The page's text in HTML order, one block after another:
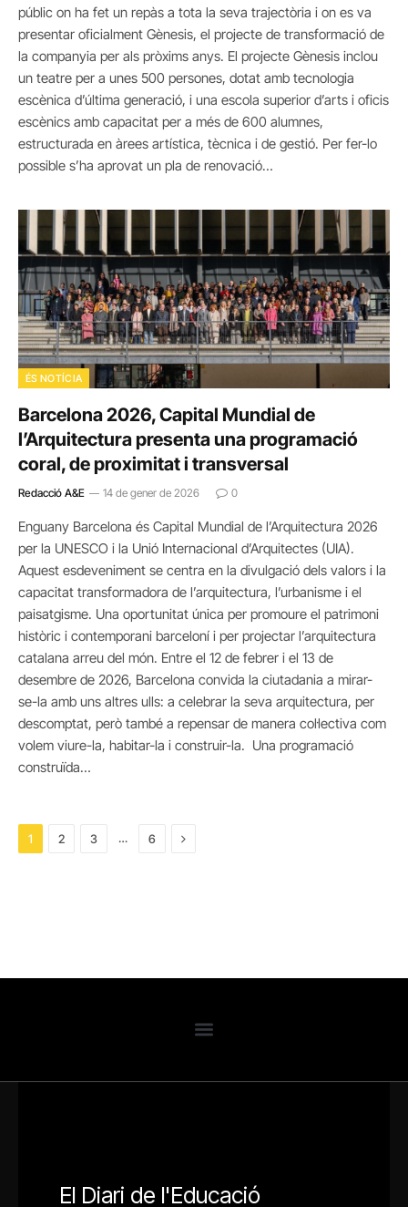
públic on ha fet un repàs a tota la seva trajectòria i on es va
presentar oficialment Gènesis, el projecte de transformació de
la companyia per als pròxims anys. El projecte Gènesis inclou
un teatre per a unes 500 persones, dotat amb tecnologia
escènica d’última generació, i una escola superior d’arts i oficis
escènics amb capacitat per a més de 600 alumnes,
estructurada en àrees artística, tècnica i de gestió. Per fer-lo
possible s’ha aprovat un pla de renovació…
ÉS NOTÍCIA
Barcelona 2026, Capital Mundial de
l’Arquitectura presenta una programació
coral, de proximitat i transversal
Redacció A&E 14 de gener de 2026 0
Enguany Barcelona és Capital Mundial de l’Arquitectura 2026
per la UNESCO i la Unió Internacional d’Arquitectes (UIA).
Aquest esdeveniment se centra en la divulgació dels valors i la
capacitat transformadora de l’arquitectura, l’urbanisme i el
paisatgisme. Una oportunitat única per promoure el patrimoni
històric i contemporani barceloní i per projectar l’arquitectura
catalana arreu del món. Entre el 12 de febrer i el 13 de
desembre de 2026, Barcelona convida la ciutadania a mirar-
se-la amb uns altres ulls: a celebrar la seva arquitectura, per
descomptat, però també a repensar de manera col·lectiva com
volem viure-la, habitar-la i construir-la. Una programació
construïda…
1 2 3 … 6 Next